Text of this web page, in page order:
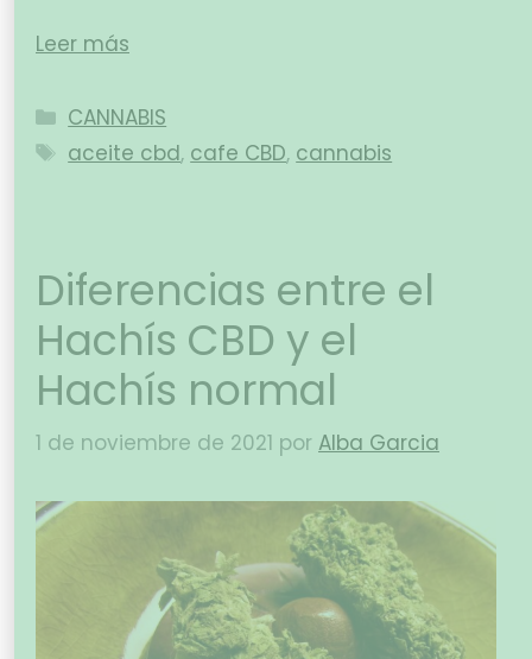
Leer más
CANNABIS
aceite cbd, cafe CBD, cannabis
Diferencias entre el
Hachís CBD y el
Hachís normal
1 de noviembre de 2021 por Alba Garcia